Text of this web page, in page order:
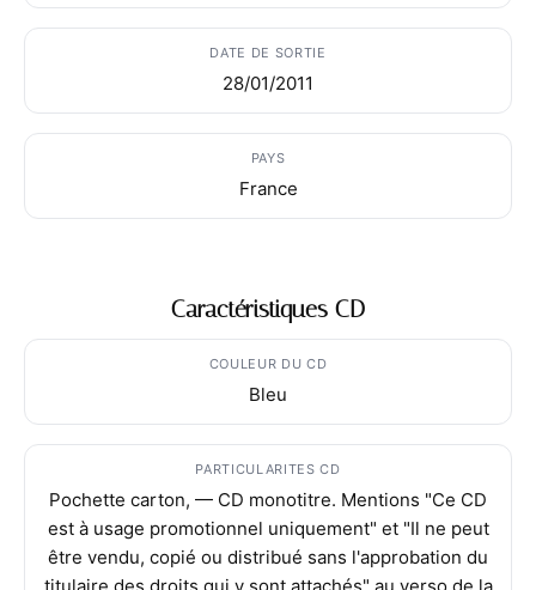
DATE DE SORTIE
28/01/2011
PAYS
France
Caractéristiques CD
COULEUR DU CD
Bleu
PARTICULARITES CD
Pochette carton, — CD monotitre. Mentions "Ce CD
est à usage promotionnel uniquement" et "Il ne peut
être vendu, copié ou distribué sans l'approbation du
titulaire des droits qui y sont attachés" au verso de la